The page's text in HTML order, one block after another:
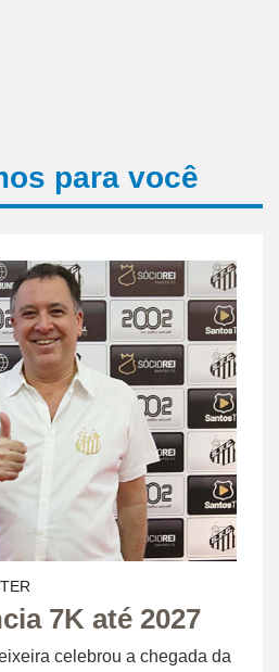
para você
7K até 2027
celebrou a chegada da